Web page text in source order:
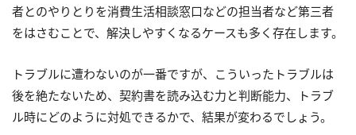
者とのやりとりを消費生活相談窓口などの担当者など第三者
をはさむことで、解決しやすくなるケースも多く存在します。
トラブルに遭わないのが一番ですが、こういったトラブルは
後を絶たないため、契約書を読み込む力と判断能力、トラブ
ル時にどのように対処できるかで、結果が変わるでしょう。